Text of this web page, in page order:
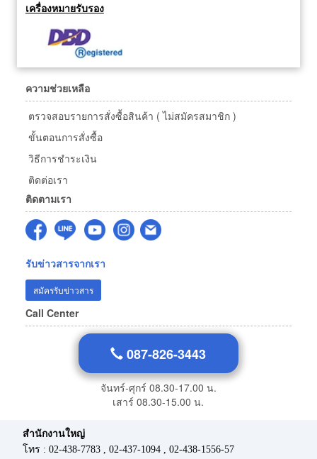
เครื่องหมายรับรอง
ความช่วยเหลือ
ตรวจสอบรายการสั่งซื้อสินค้า ( ไม่สมัครสมาชิก )
ขั้นตอนการสั่งซื้อ
วิธีการชำระเงิน
ติดต่อเรา
ติดตามเรา
รับข่าวสารจากเรา
สมัครรับข่าวสาร
Call Center
087-826-3443
จันทร์-ศุกร์ 08.30-17.00 น.
เสาร์ 08.30-15.00 น.
สำนักงานใหญ่
โทร : 02-438-7783 , 02-437-1094 , 02-438-1556-57